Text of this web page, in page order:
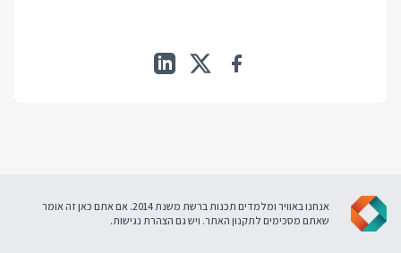
אנחנו באוויר ומלמדים תכנות ברשת משנת 2014. אם אתם כאן זה אומר
שאתם מסכימים לתקנון האתר. ויש גם הצהרת נגישות.